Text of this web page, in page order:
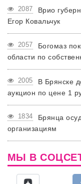
2087
Врио
Егор Ковальчук
2057
Богомаз
области по
2005
В Брянске
аукцион по цене 1
1834
Брянца
организациям
МЫ В